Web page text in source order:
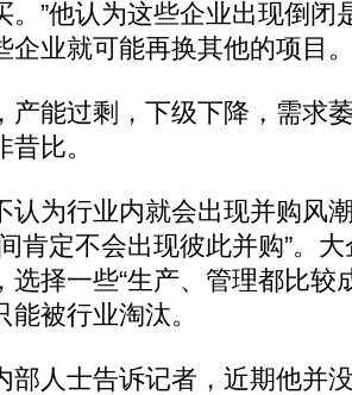
。”他认为这些企业出现倒闭
企业就可能再换其他的项目
能过剩，下级下降，需求
比。
为行业内就会出现并购风
肯定不会出现彼此并购”。
选择一些“生产、管理都比较
被行业淘汰。
人士告诉记者，近期他并